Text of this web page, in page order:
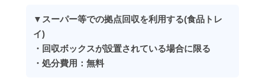
▼スーパー等での拠点回収を利用する(食品トレ
イ)
・回収ボックスが設置されている場合に限る
・処分費用：無料